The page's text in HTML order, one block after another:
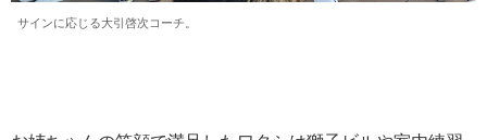
サインに応じる大引啓次コーチ。